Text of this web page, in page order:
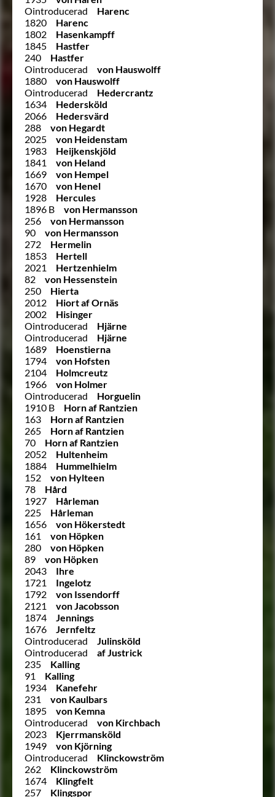
Ointroducerad
Harenc
1820
Harenc
1802
Hasenkampff
1845
Hastfer
240
Hastfer
Ointroducerad
von Hauswolff
1880
von Hauswolff
Ointroducerad
Hedercrantz
1634
Hedersköld
2066
Hedersvärd
288
von Hegardt
2025
von Heidenstam
1983
Heijkenskjöld
1841
von Heland
1669
von Hempel
1670
von Henel
1928
Hercules
1896 B
von Hermansson
256
von Hermansson
90
von Hermansson
272
Hermelin
1853
Hertell
2021
Hertzenhielm
82
von Hessenstein
250
Hierta
2012
Hiort af Ornäs
2002
Hisinger
Ointroducerad
Hjärne
Ointroducerad
Hjärne
1689
Hoenstierna
1794
von Hofsten
2104
Holmcreutz
1966
von Holmer
Ointroducerad
Horguelin
1910 B
Horn af Rantzien
163
Horn af Rantzien
265
Horn af Rantzien
70
Horn af Rantzien
2052
Hultenheim
1884
Hummelhielm
152
von Hylteen
78
Hård
1927
Hårleman
225
Hårleman
1656
von Hökerstedt
161
von Höpken
280
von Höpken
89
von Höpken
2043
Ihre
1721
Ingelotz
1792
von Issendorff
2121
von Jacobsson
1874
Jennings
1676
Jernfeltz
Ointroducerad
Julinsköld
Ointroducerad
af Justrick
235
Kalling
91
Kalling
1934
Kanefehr
231
von Kaulbars
1895
von Kemna
Ointroducerad
von Kirchbach
2023
Kjerrmansköld
1949
von Kjörning
Ointroducerad
Klinckowström
262
Klinckowström
1674
Klingfelt
257
Klingspor